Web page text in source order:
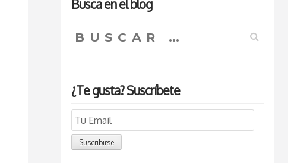
Busca en el blog
Buscar:
¿Te gusta? Suscríbete
Email
Subscription
Suscribirse